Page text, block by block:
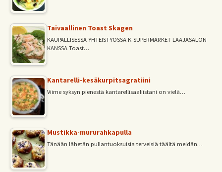
Taivaallinen Toast Skagen
KAUPALLISESSA YHTEISTYÖSSÄ K-SUPERMARKET LAAJASALON
KANSSA Toast…
Kantarelli-kesäkurpitsagratiini
Viime syksyn pienestä kantarellisaaliistani on vielä…
Mustikka-mururahkapulla
Tänään lähetän pullantuoksuisia terveisiä täältä meidän…